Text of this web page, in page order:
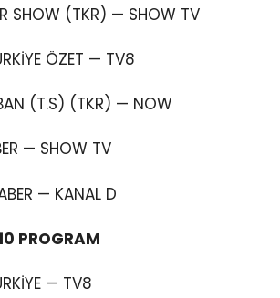
SHOW (TKR) — SHOW TV
ÖZET — TV8
(T.S) (TKR) — NOW
— SHOW TV
— KANAL D
PROGRAM
— TV8